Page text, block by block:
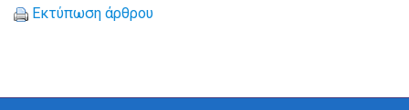
Εκτύπωση άρθρου